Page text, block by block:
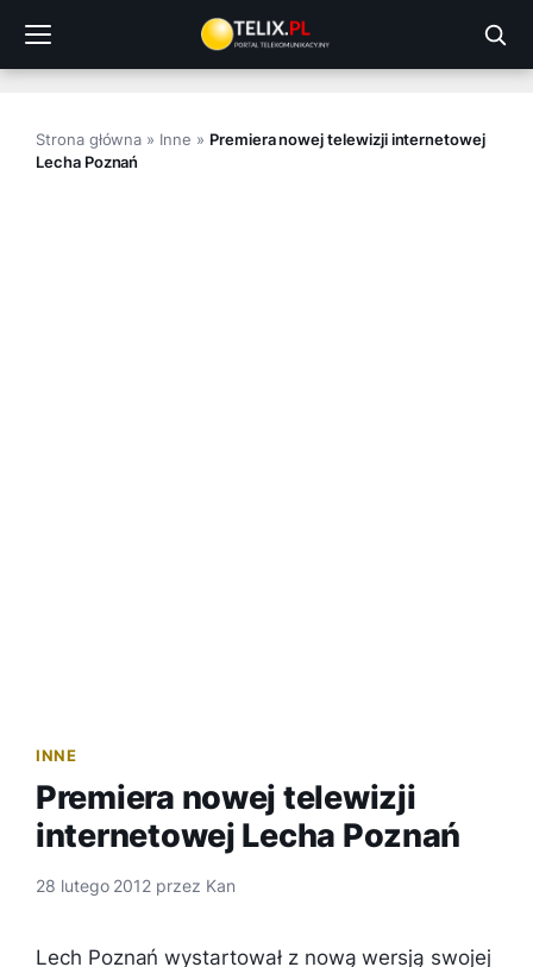
treści
Strona główna » Inne » Premiera nowej telewizji internetowej
Lecha Poznań
INNE
Premiera nowej telewizji
internetowej Lecha Poznań
28 lutego 2012 przez Kan
Lech Poznań wystartował z nową wersją swojej